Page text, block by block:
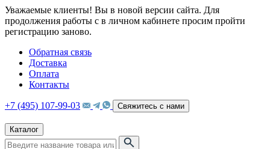
Уважаемые клиенты! Вы в новой версии сайта. Для
продолжения работы с в личном кабинете просим пройти
регистрацию заново.
Обратная связь
Доставка
Оплата
Контакты
+7 (495) 107-99-03 Свяжитесь с нами
Каталог